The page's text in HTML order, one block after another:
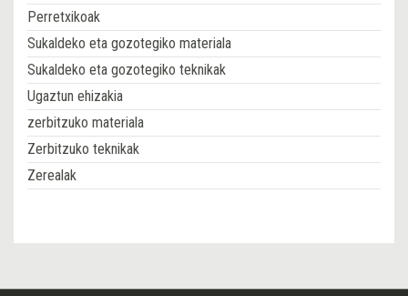
Perretxikoak
Sukaldeko eta gozotegiko materiala
Sukaldeko eta gozotegiko teknikak
Ugaztun ehizakia
zerbitzuko materiala
Zerbitzuko teknikak
Zerealak